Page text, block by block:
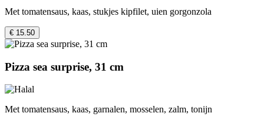
Met tomatensaus, kaas, stukjes kipfilet, uien gorgonzola
€ 15.50
Pizza sea surprise, 31 cm
Met tomatensaus, kaas, garnalen, mosselen, zalm, tonijn